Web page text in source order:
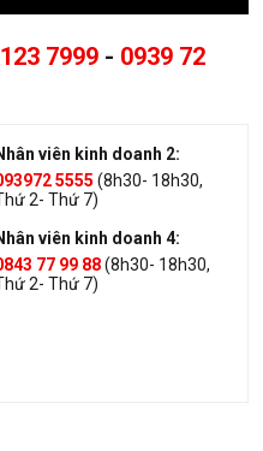
7999 - 0939 72
viên kinh doanh 2:
5555 (8h30- 18h30,
2- Thứ 7)
viên kinh doanh 4:
77 99 88(8h30- 18h30,
2- Thứ 7)